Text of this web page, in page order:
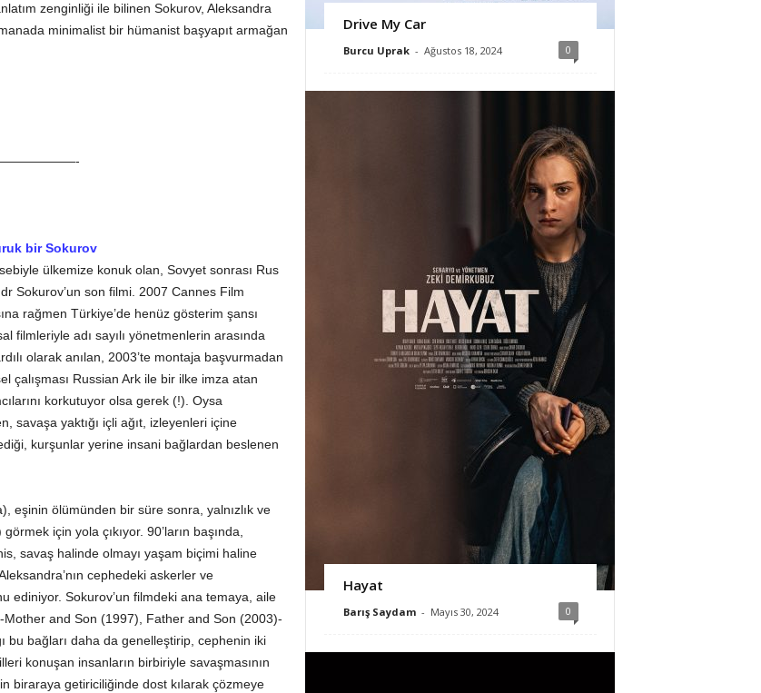
zenginliği ile bilinen Sokurov, Aleksandra
minimalist bir hümanist başyapıt armağan
bir Sokurov
ülkemize konuk olan, Sovyet sonrası Rus
Sokurov’un son filmi. 2007 Cannes Film
rağmen Türkiye’de henüz gösterim şansı
filmleriyle adı sayılı yönetmenlerin arasında
olarak anılan, 2003’te montaja başvurmadan
çalışması Russian Ark ile bir ilke imza atan
korkutuyor olsa gerek (!). Oysa
savaşa yaktığı içli ağıt, izleyenleri içine
kurşunlar yerine insani bağlardan beslenen
eşinin ölümünden bir süre sonra, yalnızlık ve
için yola çıkıyor. 90’ların başında,
savaş halinde olmayı yaşam biçimi haline
cephedeki askerler ve
ediniyor. Sokurov’un filmdeki ana temaya, aile
Mother and Son (1997), Father and Son (2003)-
bu bağları daha da genelleştirip, cephenin iki
konuşan insanların birbiriyle savaşmasının
biraraya getiriciliğinde dost kılarak çözmeye
Drive My Car
Burcu Uprak - Ağustos 18, 2024 0
Hayat
Barış Saydam - Mayıs 30, 2024 0